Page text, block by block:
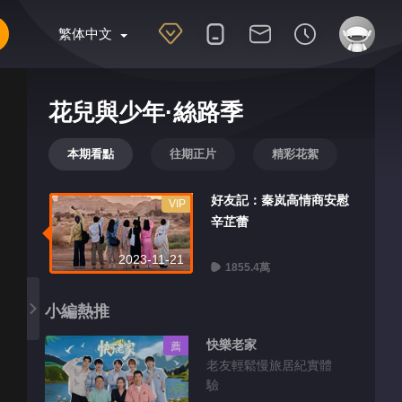
繁体中文
花兒與少年·絲路季
本期看點 往期正片 精彩花絮
2023-11-21
VIP
好友記：秦岚高情商安慰
辛芷蕾
1855.4萬
小編熱推
薦
快樂老家
老友輕鬆慢旅居紀實體
驗